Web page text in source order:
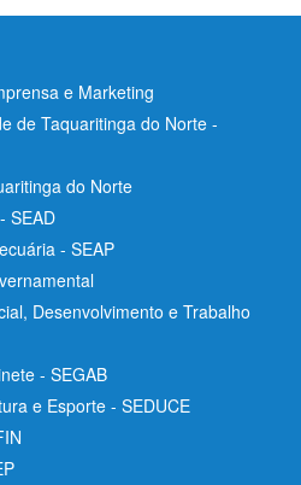
e Marketing
de Taquaritinga do Norte -
do Norte
SEAD
- SEAP
Desenvolvimento e Trabalho
- SEGAB
e Esporte - SEDUCE